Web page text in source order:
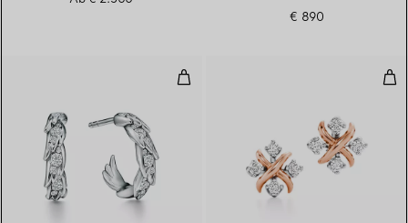
€ 890
Kreolen mit Flügeln in Platin mit